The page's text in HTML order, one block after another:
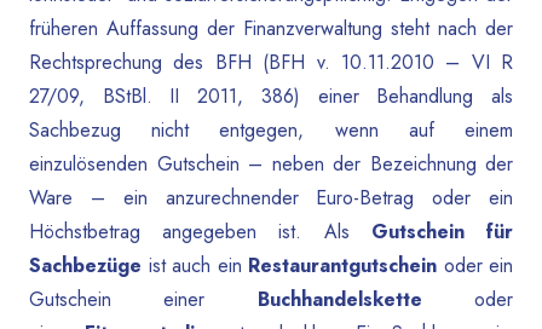
früheren Auffassung der Finanzverwaltung steht nach der
Rechtsprechung des BFH (BFH v. 10.11.2010 – VI R
27/09, BStBl. II 2011, 386) einer Behandlung als
Sachbezug nicht entgegen, wenn auf einem
einzulösenden Gutschein – neben der Bezeichnung der
Ware – ein anzurechnender Euro-Betrag oder ein
Höchstbetrag angegeben ist. Als Gutschein für
Sachbezüge ist auch ein Restaurantgutschein oder ein
Gutschein einer Buchhandelskette oder